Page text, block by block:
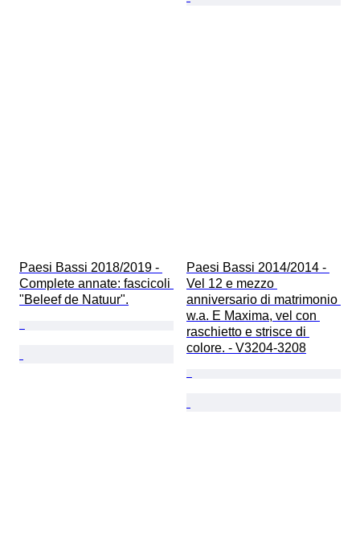
Paesi Bassi 2018/2019 -
Complete annate: fascicoli
"Beleef de Natuur".
Paesi Bassi 2014/2014 -
Vel 12 e mezzo
anniversario di matrimonio
w.a. E Maxima, vel con
raschietto e strisce di
colore. - V3204-3208